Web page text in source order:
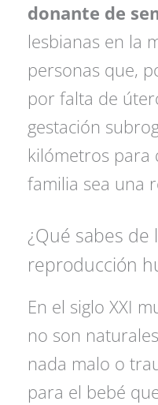
donante de
lesbianas en la
personas que,
por falta de
gestación
kilómetros para
familia sea una
¿Qué sabes de
reproducción
En el siglo XXI
no son
nada malo o
para el bebé